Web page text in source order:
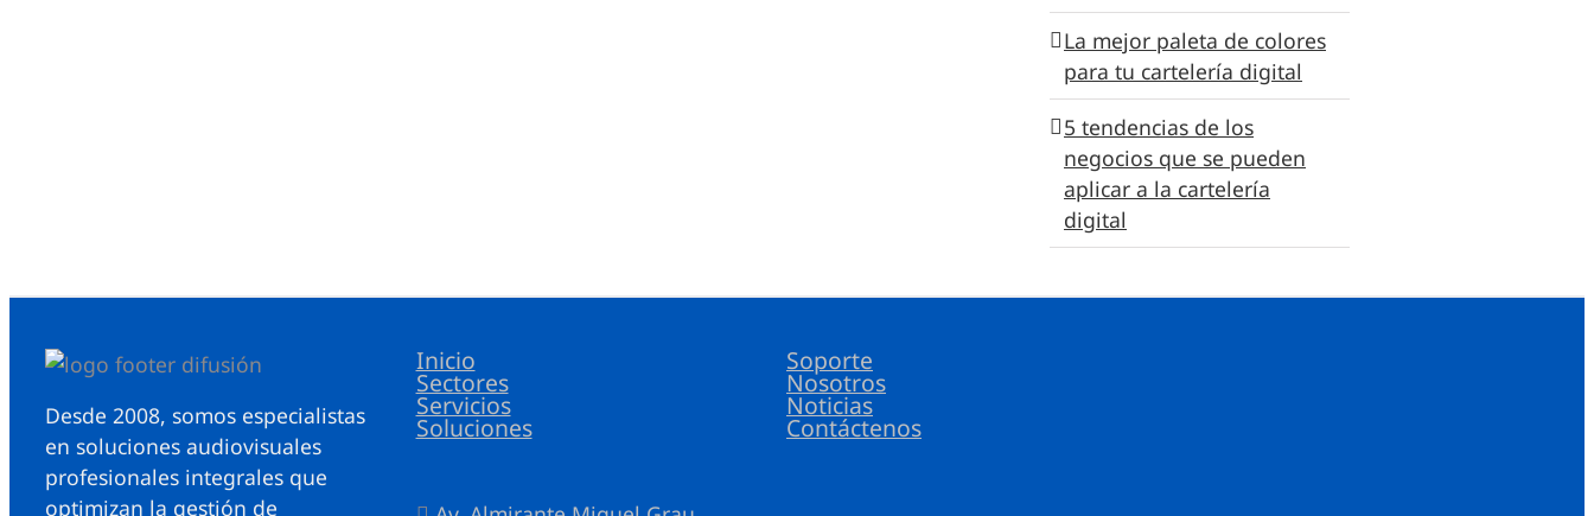
La mejor paleta de colores
para tu cartelería digital
5 tendencias de los
negocios que se pueden
aplicar a la cartelería
digital
Desde 2008, somos especialistas
en soluciones audiovisuales
profesionales integrales que
optimizan la gestión de
Inicio
Sectores
Servicios
Soluciones
Soporte
Nosotros
Noticias
Contáctenos